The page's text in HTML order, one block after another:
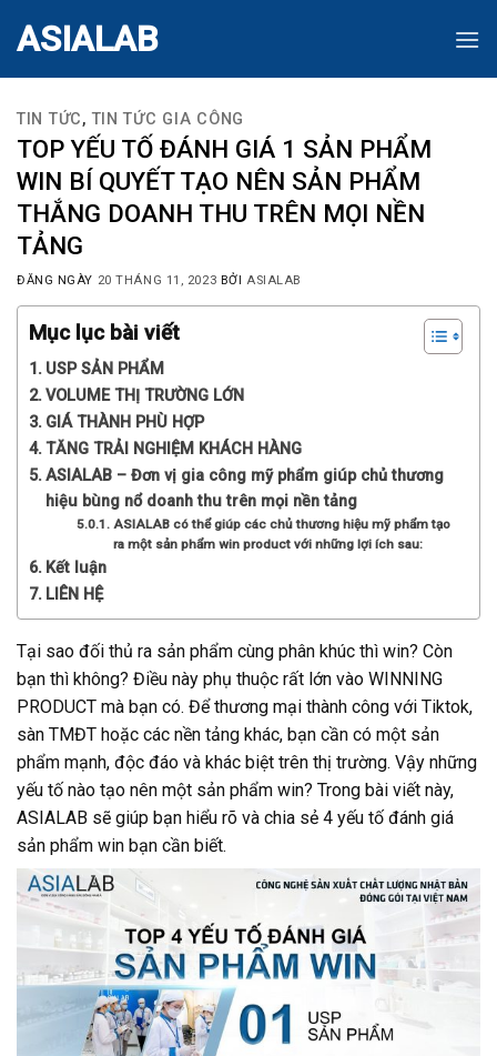
ASIALAB
TIN TỨC,TIN TỨC GIA CÔNG
TOP YẾU TỐ ĐÁNH GIÁ 1 SẢN PHẨM
WIN BÍ QUYẾT TẠO NÊN SẢN PHẨM
THẮNG DOANH THU TRÊN MỌI NỀN
TẢNG
ĐĂNG NGÀY 20 THÁNG 11, 2023 BỞI ASIALAB
Mục lục bài viết
USP SẢN PHẨM
VOLUME THỊ TRƯỜNG LỚN
GIÁ THÀNH PHÙ HỢP
TĂNG TRẢI NGHIỆM KHÁCH HÀNG
ASIALAB – Đơn vị gia công mỹ phẩm giúp chủ thương
hiệu bùng nổ doanh thu trên mọi nền tảng
ASIALAB có thể giúp các chủ thương hiệu mỹ phẩm tạo
ra một sản phẩm win product với những lợi ích sau:
Kết luận
LIÊN HỆ
Tại sao đối thủ ra sản phẩm cùng phân khúc thì win? Còn
bạn thì không? Điều này phụ thuộc rất lớn vào WINNING
PRODUCT mà bạn có. Để thương mại thành công với Tiktok,
sàn TMĐT hoặc các nền tảng khác, bạn cần có một sản
phẩm mạnh, độc đáo và khác biệt trên thị trường. Vậy những
yếu tố nào tạo nên một sản phẩm win? Trong bài viết này,
ASIALAB sẽ giúp bạn hiểu rõ và chia sẻ 4 yếu tố đánh giá
sản phẩm win bạn cần biết.